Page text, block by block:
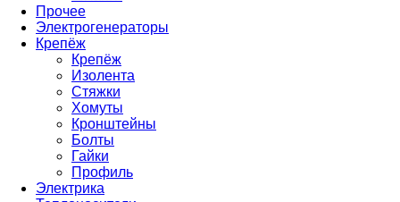
Прочее
Электрогенераторы
Крепёж
Крепёж
Изолента
Стяжки
Хомуты
Кронштейны
Болты
Гайки
Профиль
Электрика